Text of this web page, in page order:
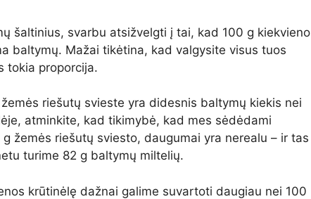
šaltinius, svarbu atsižvelgti į tai, kad 100 g kiekvieno
baltymų. Mažai tikėtina, kad valgysite visus tuos
tokia proporcija.
riešutų svieste yra didesnis baltymų kiekis nei
atminkite, kad tikimybė, kad mes sėdėdami
žemės riešutų sviesto, daugumai yra nerealu – ir tas
turime 82 g baltymų miltelių.
krūtinėlę dažnai galime suvartoti daugiau nei 100